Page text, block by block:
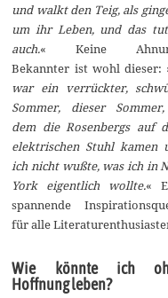
und walkt den Teig, als
um ihr Leben, und das
auch.« Keine
Bekannter ist wohl dieser:
war ein verrückter,
Sommer, dieser
dem die Rosenbergs auf
elektrischen Stuhl kamen
ich nicht wußte, was ich in
York eigentlich wollte.«
spannende
für alle
Wie könnte ich
Hoffnung leben?